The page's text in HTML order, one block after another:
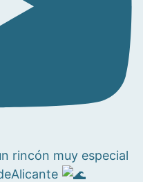
rincón muy especial